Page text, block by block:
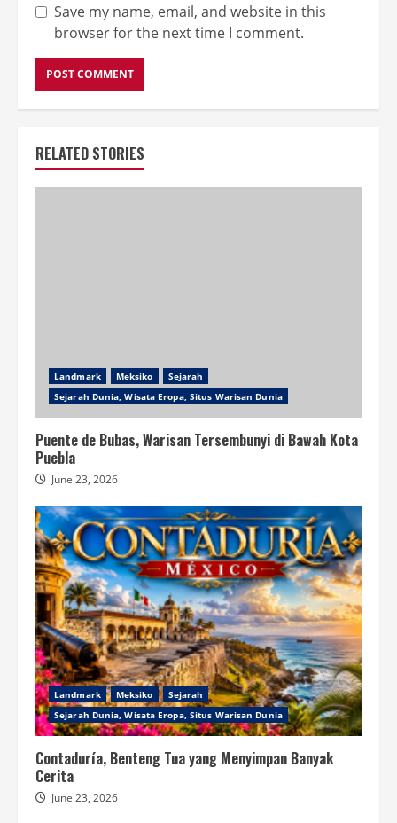
Save my name, email, and website in this
browser for the next time I comment.
RELATED STORIES
Landmark Meksiko
Sejarah
Sejarah Dunia, Wisata Eropa, Situs Warisan Dunia
Puente de Bubas, Warisan Tersembunyi di Bawah Kota
Puebla
June 23, 2026
Landmark Meksiko
Sejarah
Sejarah Dunia, Wisata Eropa, Situs Warisan Dunia
Contaduría, Benteng Tua yang Menyimpan Banyak
Cerita
June 23, 2026